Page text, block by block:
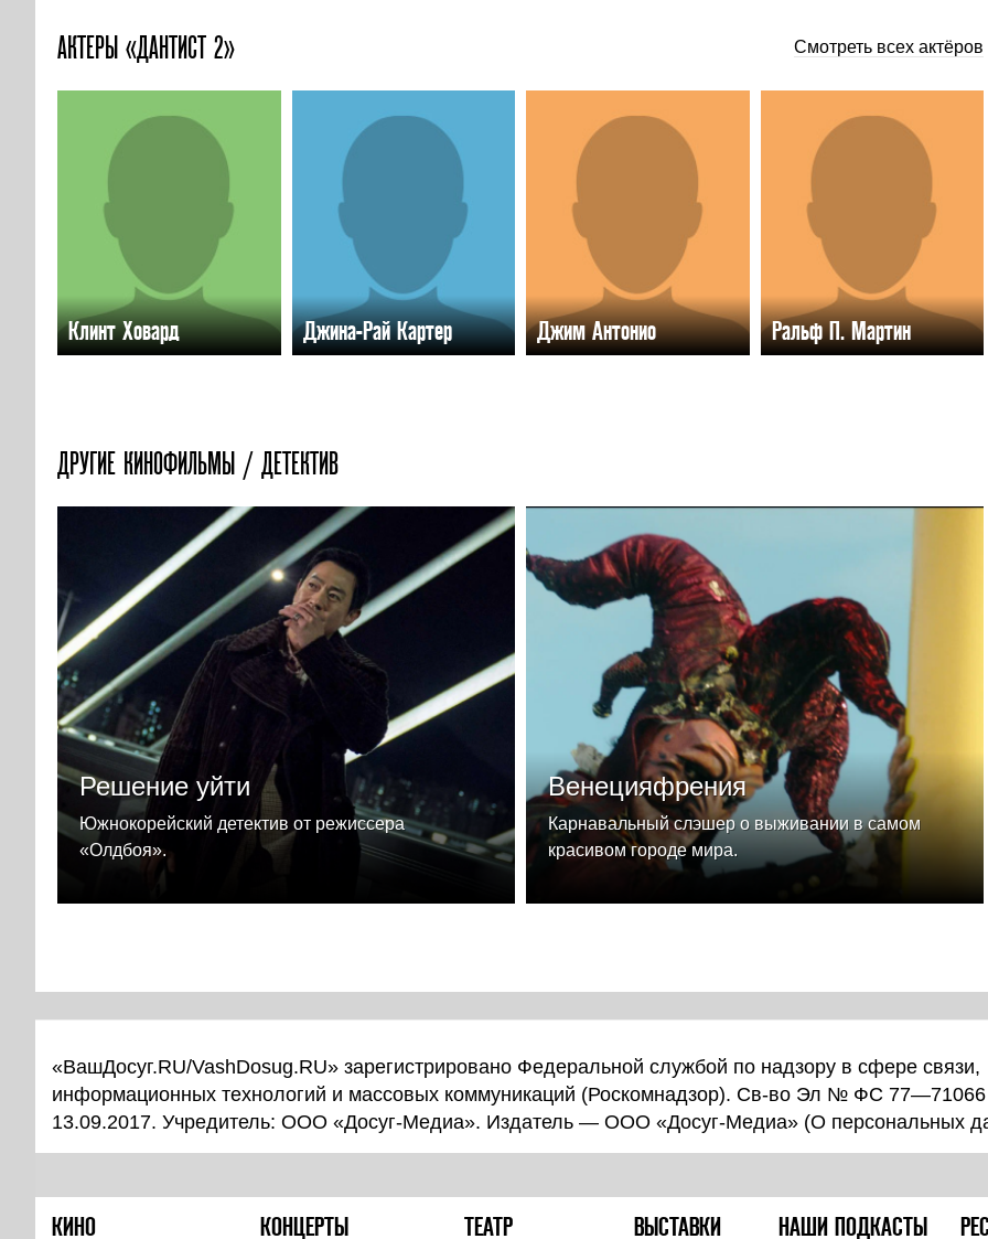
АКТЕРЫ «ДАНТИСТ 2» Смотреть всех актёров
Клинт Ховард Джина-Рай Картер Джим Антонио Ральф П. Мартин
ДРУГИЕ КИНОФИЛЬМЫ / ДЕТЕКТИВ
Решение уйти
Южнокорейский детектив от режиссера
«Олдбоя».
Венецияфрения
Карнавальный слэшер о выживании в самом
красивом городе мира.
«ВашДосуг.RU/VashDosug.RU» зарегистрировано Федеральной службой по надзору в сфере связи,
информационных технологий и массовых коммуникаций (Роскомнадзор). Св-во Эл № ФС 77—71066
13.09.2017. Учредитель: ООО «Досуг-Медиа». Издатель — ООО «Досуг-Медиа» (О персональных
КИНО КОНЦЕРТЫ ТЕАТР ВЫСТАВКИ НАШИ ПОДКАСТЫ